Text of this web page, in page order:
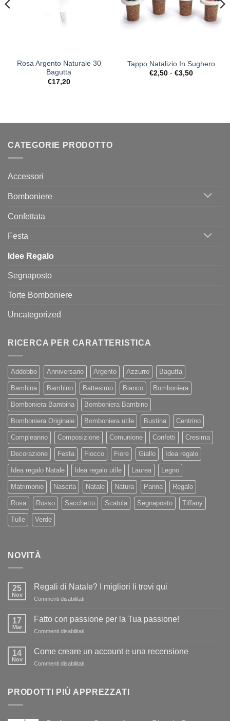
Rosa Argento Naturale 30
Bagutta
€17,20
Tappo Natalizio In Sughero
€2,50 - €3,50Fascia
CATEGORIE PRODOTTO
Accessori
Bomboniere
Confettata
Festa
Idee Regalo
Segnaposto
Torte Bomboniere
Uncategorized
RICERCA PER CARATTERISTICA
Addobbo Anniversario Argento Azzurro Bagutta
Bambina Bambino Battesimo Bianco Bomboniera
Bomboniera Bambina Bomboniera Bambino
Bomboniera Originale Bomboniera utile Bustina Centrino
Compleanno Composizione Comunione Confetti Cresima
Decorazione Festa Fiocco Fiore Giallo Idea regalo
Idea regalo Natale Idea regalo utile Laurea Legno
Matrimonio Nascita Natale Natura Panna Regalo
Rosa Rosso Sacchetto Scatola Segnaposto Tiffany
Tulle Verde
NOVITÀ
25
Nov
Regali di Natale? I migliori li trovi qui
Commenti disabilitatisu
I
li
17
Mar
Fatto con passione per la Tua passione!
Commenti disabilitatisu
per
passione!
14
Nov
Come creare un account e una recensione
Commenti disabilitatisu
un
PRODOTTI PIÙ APPREZZATI